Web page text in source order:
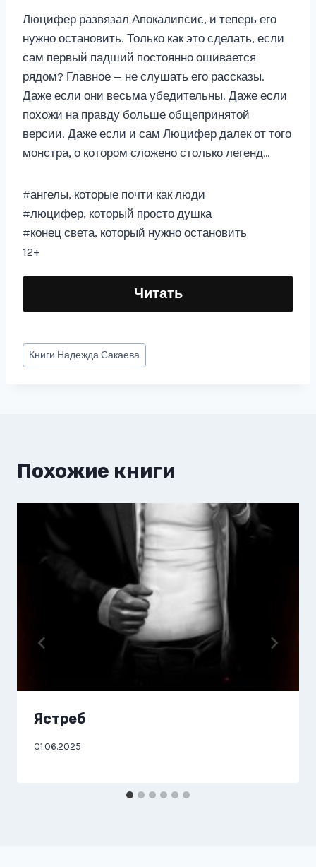
Люцифер развязал Апокалипсис, и теперь его
нужно остановить. Только как это сделать, если
сам первый падший постоянно ошивается
рядом? Главное — не слушать его рассказы.
Даже если они весьма убедительны. Даже если
похожи на правду больше общепринятой
версии. Даже если и сам Люцифер далек от того
монстра, о котором сложено столько легенд…
#ангелы, которые почти как люди
#люцифер, который просто душка
#конец света, который нужно остановить
12+
Читать
Метки
записи:
Книги Надежда Сакаева
Похожие книги
Ястреб
01.06.2025